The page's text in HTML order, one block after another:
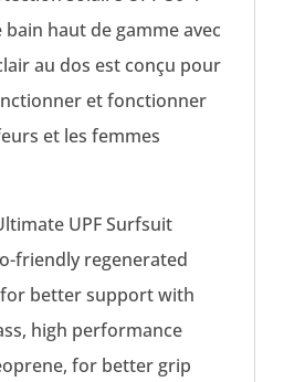
bain haut de gamme avec
au dos est conçu pour
et fonctionner
et les femmes
UPF Surfsuit
friendly regenerated
better support with
high performance
for better grip